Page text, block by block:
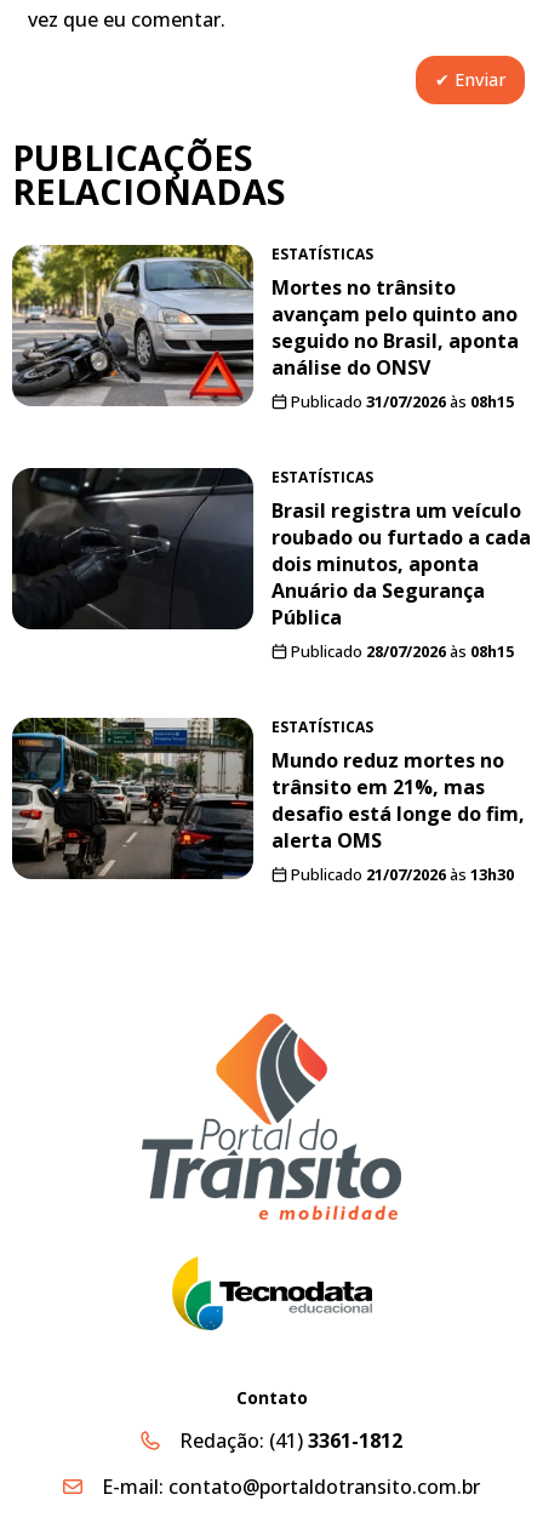
vez que eu comentar.
PUBLICAÇÕES
RELACIONADAS
ESTATÍSTICAS
Mortes no trânsito
avançam pelo quinto ano
seguido no Brasil, aponta
análise do ONSV
Publicado 31/07/2026às 08h15
ESTATÍSTICAS
Brasil registra um veículo
roubado ou furtado a cada
dois minutos, aponta
Anuário da Segurança
Pública
Publicado 28/07/2026às 08h15
ESTATÍSTICAS
Mundo reduz mortes no
trânsito em 21%, mas
desafio está longe do fim,
alerta OMS
Publicado 21/07/2026às 13h30
Contato
Redação: (41)3361-1812
E-mail: contato@portaldotransito.com.br